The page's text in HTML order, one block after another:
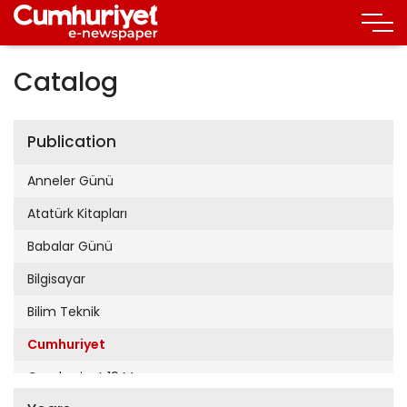
Catalog
Publication
Anneler Günü
Atatürk Kitapları
Babalar Günü
Bilgisayar
Bilim Teknik
Cumhuriyet
Cumhuriyet 19 Mayıs